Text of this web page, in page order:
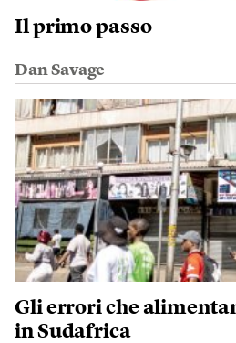
Il primo passo
Dan Savage
Gli errori che
in Sudafrica